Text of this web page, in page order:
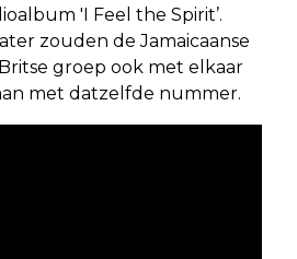
'I Feel the Spirit’.
zouden de Jamaicaanse
groep ook met elkaar
met datzelfde nummer.